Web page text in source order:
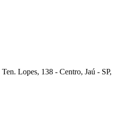
Lopes, 138 - Centro, Jaú - SP,